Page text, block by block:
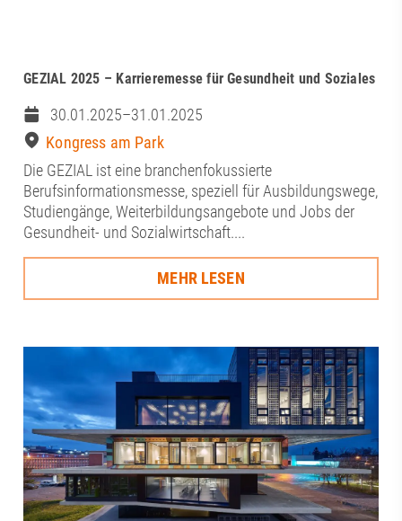
GEZIAL 2025 – Karrieremesse für Gesundheit und Soziales
30.01.2025–31.01.2025
Kongress am Park
Die GEZIAL ist eine branchenfokussierte
Berufsinformationsmesse, speziell für Ausbildungswege,
Studiengänge, Weiterbildungsangebote und Jobs der
Gesundheit- und Sozialwirtschaft....
MEHR LESEN